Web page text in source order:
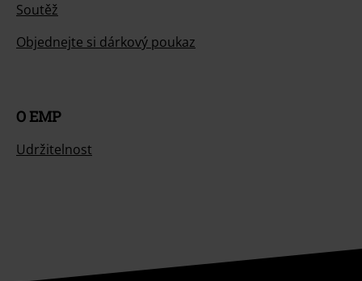
Soutěž
Objednejte si dárkový poukaz
O EMP
Udržitelnost